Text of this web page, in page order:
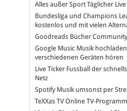
Alles außer SportTäglicher
Bundesliga und Champions
kostenlos und mit vielen
GoodreadsBücher
Google MusicMusik
verschiedenen Geräten hören
Live Ticker Fussball
der
Netz
SpotifyMusik umsonst per
TeXXas TVOnline TV-Programm